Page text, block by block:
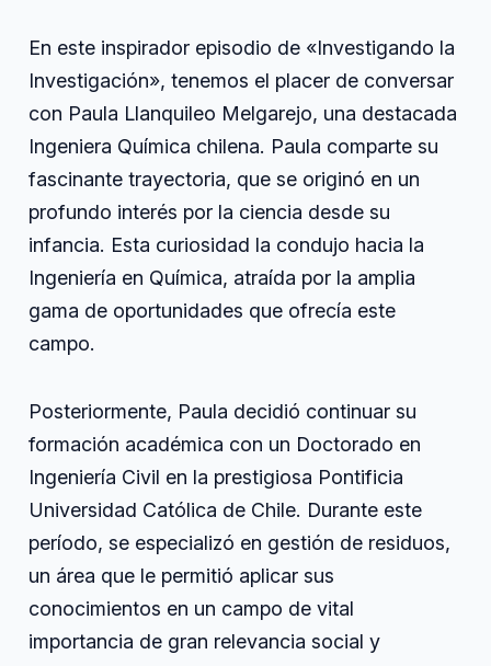
En este inspirador episodio de «Investigando la
Investigación», tenemos el placer de conversar
con Paula Llanquileo Melgarejo, una destacada
Ingeniera Química chilena. Paula comparte su
fascinante trayectoria, que se originó en un
profundo interés por la ciencia desde su
infancia. Esta curiosidad la condujo hacia la
Ingeniería en Química, atraída por la amplia
gama de oportunidades que ofrecía este
campo.
Posteriormente, Paula decidió continuar su
formación académica con un Doctorado en
Ingeniería Civil en la prestigiosa Pontificia
Universidad Católica de Chile. Durante este
período, se especializó en gestión de residuos,
un área que le permitió aplicar sus
conocimientos en un campo de vital
importancia de gran relevancia social y